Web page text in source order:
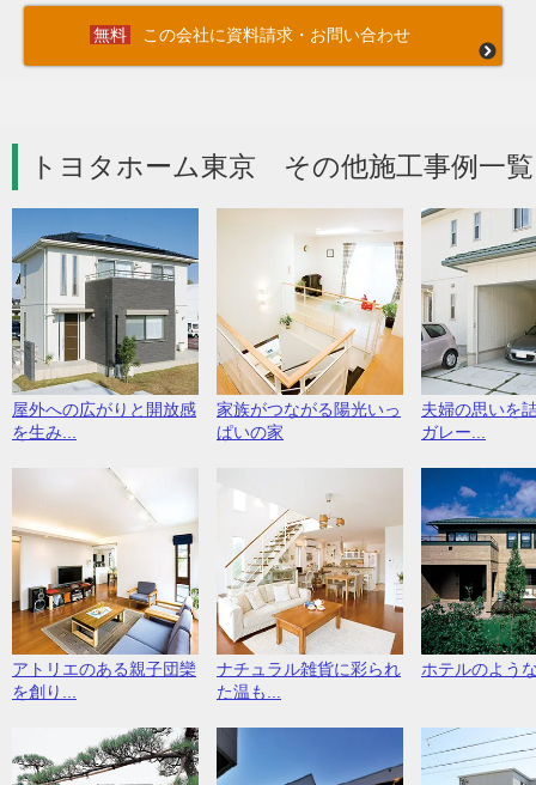
この会社に資料請求・お問い合わせ
トヨタホーム東京 その他施工事例一
屋外への広がりと開放感
を生み...
家族がつながる陽光いっ
ぱいの家
夫婦の思いを
ガレー...
アトリエのある親子団欒
を創り...
ナチュラル雑貨に彩られ
た温も...
ホテルのよう